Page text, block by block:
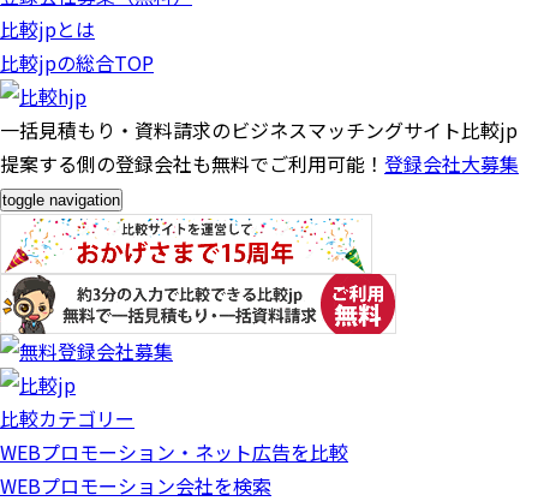
比較jpとは
比較jpの総合TOP
一括見積もり・資料請求のビジネスマッチングサイト比較jp
提案する側の登録会社も無料でご利用可能！ 登録会社大募集
toggle navigation
比較カテゴリー
WEBプロモーション・ネット広告を比較
WEBプロモーション会社を検索